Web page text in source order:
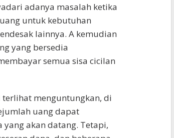
adanya masalah ketika
untuk kebutuhan
lainnya. A kemudian
yang bersedia
semua sisa cicilan
menguntungkan, di
uang dapat
akan datang. Tetapi,